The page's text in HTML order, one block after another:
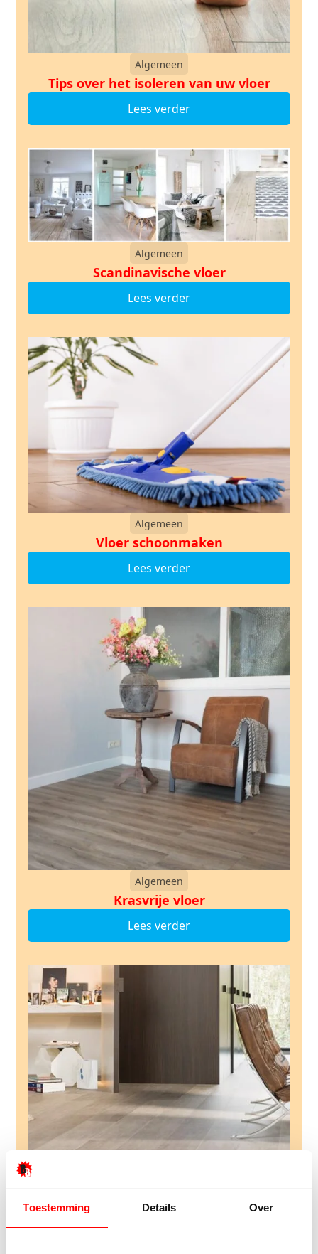
Toestemming Details Over
Algemeen
Tips over het isoleren van uw vloer
Lees verder
Algemeen
Scandinavische vloer
Lees verder
Algemeen
Vloer schoonmaken
Lees verder
Algemeen
Krasvrije vloer
Lees verder